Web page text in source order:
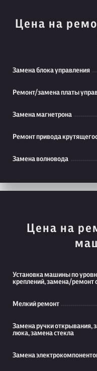
Цена на
Замена блока управления
Ремонт/замена платы
Замена магнетрона
Ремонт привода
Замена волновода
Цена на
Установка машины по
креплений, замена/ремонт
Мелкий ремонт
Замена ручки открывания,
люка, замена стекла
Замена